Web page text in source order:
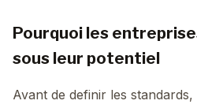
Pourquoi les
sous leur potentiel
Avant de definir les